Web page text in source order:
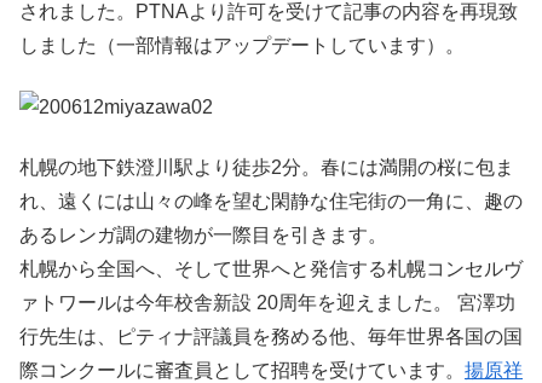
されました。PTNAより許可を受けて記事の内容を再現致
しました（一部情報はアップデートしています）。
札幌の地下鉄澄川駅より徒歩2分。春には満開の桜に包ま
れ、遠くには山々の峰を望む閑静な住宅街の一角に、趣の
あるレンガ調の建物が一際目を引きます。
札幌から全国へ、そして世界へと発信する札幌コンセルヴ
ァトワールは今年校舎新設 20周年を迎えました。 宮澤功
行先生は、ピティナ評議員を務める他、毎年世界各国の国
際コンクールに審査員として招聘を受けています。 揚原祥